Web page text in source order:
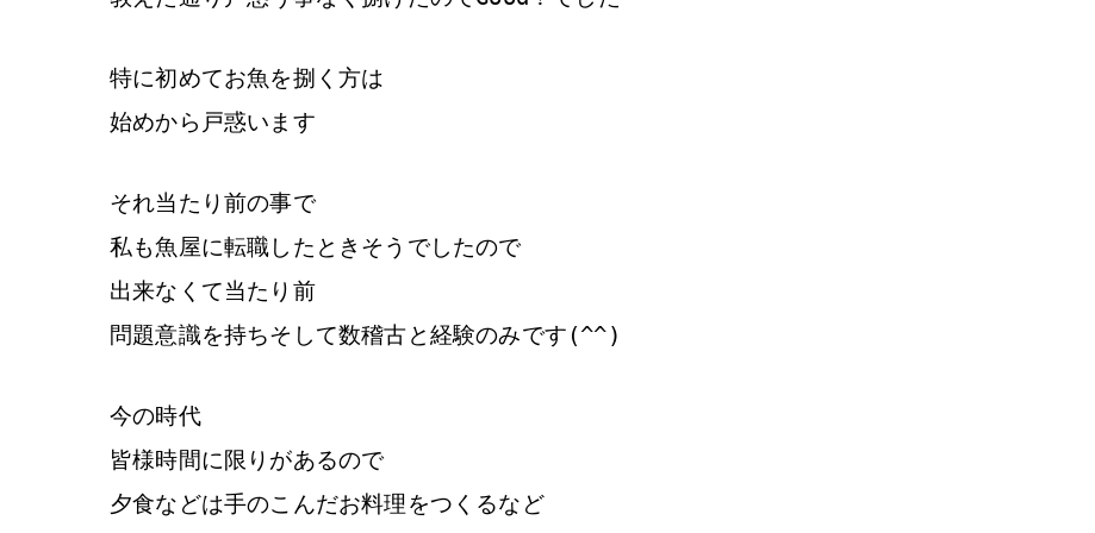
特に初めてお魚を捌く方は
始めから戸惑います
それ当たり前の事で
私も魚屋に転職したときそうでしたので
出来なくて当たり前
問題意識を持ちそして数稽古と経験のみです(^^)
今の時代
皆様時間に限りがあるので
夕食などは手のこんだお料理をつくるなど